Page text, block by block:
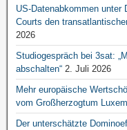
US-Datenabkommen unter
Courts den
2026
Studiogespräch bei 3sat:
abschalten“ 2. Juli 2026
Mehr europäische
vom Großherzogtum
Der unterschätzte